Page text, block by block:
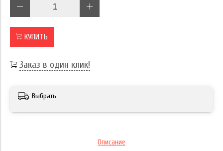
КУПИТЬ
Заказ в один клик!
Выбрать
Описание